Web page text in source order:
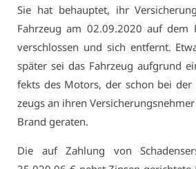
Sie hat be­haup­tet, ihr
Fahr­zeug am 02.09.2020 auf dem
ver­schlos­sen und sich ent­fernt.
spä­ter sei das Fahr­zeug auf­grund
fekts des Mo­tors, der schon bei
zeugs an ih­ren
Brand ge­ra­ten.
Die auf Zah­lung von